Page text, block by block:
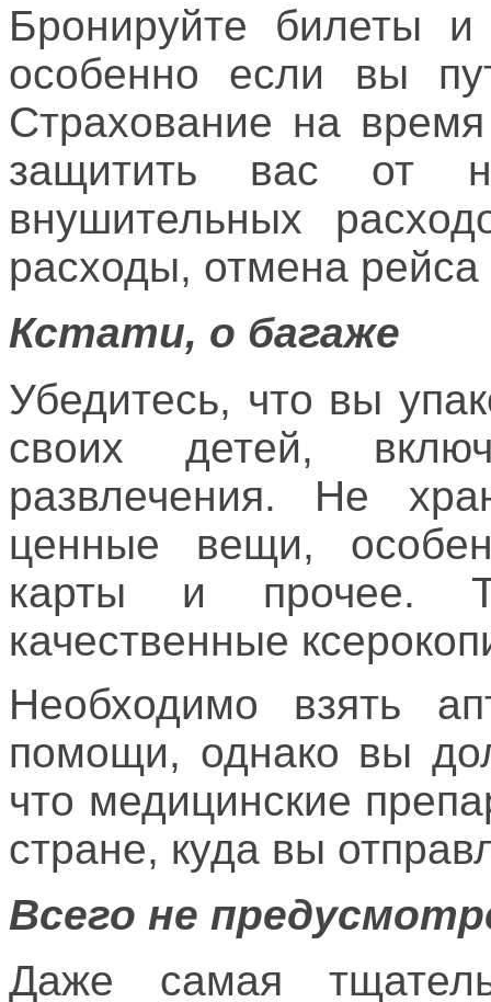
Бронируйте билеты
особенно если вы
Страхование на
защитить вас от
внушительных
расходы, отмена рейса
Кстати, о багаже
Убедитесь, что вы
своих детей,
развлечения. Не
ценные вещи,
карты и прочее.
качественные
Необходимо взять
помощи, однако вы
что медицинские
стране, куда вы
Всего не
Даже самая